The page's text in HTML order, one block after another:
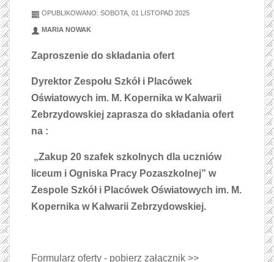
OPUBLIKOWANO: SOBOTA, 01 LISTOPAD 2025
MARIA NOWAK
Zaproszenie do składania ofert
Dyrektor Zespołu Szkół i Placówek
Oświatowych im. M. Kopernika w Kalwarii
Zebrzydowskiej zaprasza do składania ofert
na :
„Zakup 20 szafek szkolnych dla uczniów
liceum i Ogniska Pracy Pozaszkolnej” w
Zespole Szkół i Placówek Oświatowych im. M.
Kopernika w Kalwarii Zebrzydowskiej.
Formularz oferty - pobierz załącznik >>